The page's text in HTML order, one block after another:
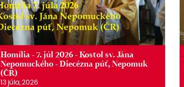
Homília - 7. júl 2026 - Kostol sv. Jána
Nepomuckého - Diecézna púť, Nepomuk
(ČR)
13 júla, 2026